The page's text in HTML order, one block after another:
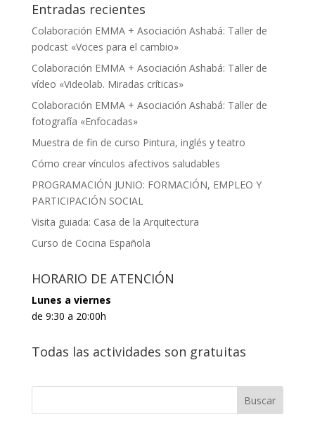
Entradas recientes
Colaboración EMMA + Asociación Ashabá: Taller de
podcast «Voces para el cambio»
Colaboración EMMA + Asociación Ashabá: Taller de
vídeo «Videolab. Miradas críticas»
Colaboración EMMA + Asociación Ashabá: Taller de
fotografía «Enfocadas»
Muestra de fin de curso Pintura, inglés y teatro
Cómo crear vínculos afectivos saludables
PROGRAMACIÓN JUNIO: FORMACIÓN, EMPLEO Y
PARTICIPACIÓN SOCIAL
Visita guiada: Casa de la Arquitectura
Curso de Cocina Española
HORARIO DE ATENCIÓN
Lunes a viernes
de 9:30 a 20:00h
Todas las actividades son gratuitas